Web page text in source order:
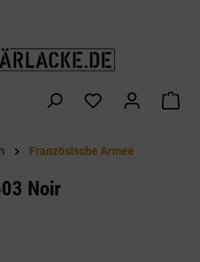
Französische Armee
Noir